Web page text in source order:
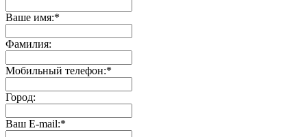
Ваше имя:*
Фамилия:
Мобильный телефон:*
Город:
Ваш E-mail:*